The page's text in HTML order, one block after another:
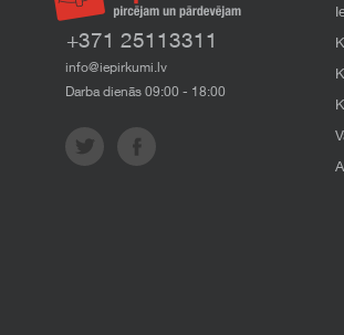
+371 25113311
info@iepirkumi.lv
Darba dienās 09:00 - 18:00